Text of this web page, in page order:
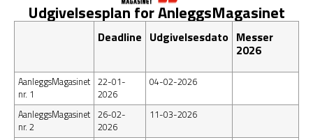
Udgivelsesplan for AnleggsMagasinet
Deadline Udgivelsesdato Messer
2026
AanleggsMagasinet
nr. 1
22-01-
2026
04-02-2026
AanleggsMagasinet
nr. 2
26-02-
2026
11-03-2026